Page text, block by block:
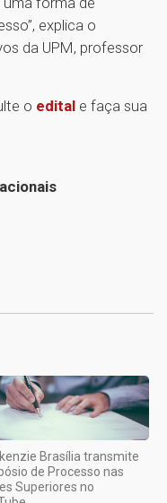
explica o
da UPM, professor
o edital e faça sua
Brasília transmite
de Processo nas
Superiores no